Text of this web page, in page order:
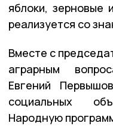
яблоки, зерновые
реализуется со
Вместе с
аграрным
Евгений
социальных
Народную